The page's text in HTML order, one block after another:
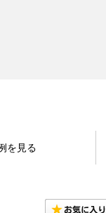
を見る